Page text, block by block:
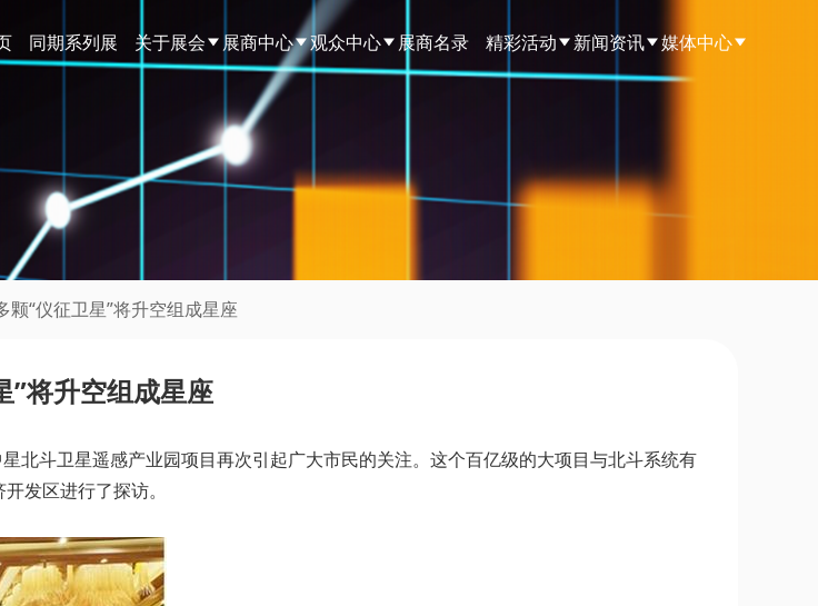
同期系列展 关于展会 展商中心 观众中心 展商名录 精彩活动 新闻资讯 媒体中心
“仪征卫星”将升空组成星座
”将升空组成星座
北斗卫星遥感产业园项目再次引起广大市民的关注。这个百亿级的大项目与北斗系统有
发区进行了探访。